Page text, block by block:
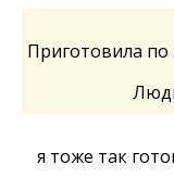
Приготовила по
я тоже так